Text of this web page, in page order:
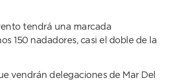
tendrá una marcada
150 nadadores, casi el doble de la
vendrán delegaciones de Mar Del